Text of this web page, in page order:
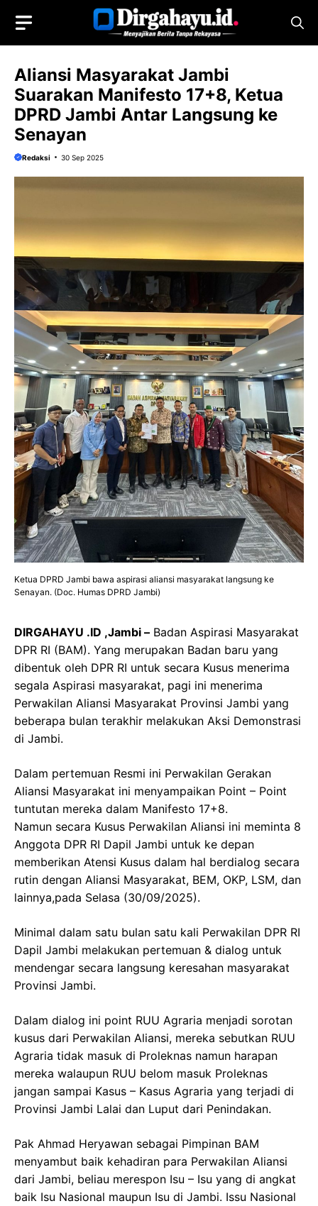
isi
Aliansi Masyarakat Jambi
Suarakan Manifesto 17+8, Ketua
DPRD Jambi Antar Langsung ke
Senayan
Redaksi 30 Sep 2025
Ketua DPRD Jambi bawa aspirasi aliansi masyarakat langsung ke
Senayan. (Doc. Humas DPRD Jambi)
DIRGAHAYU .ID ,Jambi – Badan Aspirasi Masyarakat
DPR RI (BAM). Yang merupakan Badan baru yang
dibentuk oleh DPR RI untuk secara Kusus menerima
segala Aspirasi masyarakat, pagi ini menerima
Perwakilan Aliansi Masyarakat Provinsi Jambi yang
beberapa bulan terakhir melakukan Aksi Demonstrasi
di Jambi.
Dalam pertemuan Resmi ini Perwakilan Gerakan
Aliansi Masyarakat ini menyampaikan Point – Point
tuntutan mereka dalam Manifesto 17+8.
Namun secara Kusus Perwakilan Aliansi ini meminta 8
Anggota DPR RI Dapil Jambi untuk ke depan
memberikan Atensi Kusus dalam hal berdialog secara
rutin dengan Aliansi Masyarakat, BEM, OKP, LSM, dan
lainnya,pada Selasa (30/09/2025).
Minimal dalam satu bulan satu kali Perwakilan DPR RI
Dapil Jambi melakukan pertemuan & dialog untuk
mendengar secara langsung keresahan masyarakat
Provinsi Jambi.
Dalam dialog ini point RUU Agraria menjadi sorotan
kusus dari Perwakilan Aliansi, mereka sebutkan RUU
Agraria tidak masuk di Proleknas namun harapan
mereka walaupun RUU belom masuk Proleknas
jangan sampai Kasus – Kasus Agraria yang terjadi di
Provinsi Jambi Lalai dan Luput dari Penindakan.
Pak Ahmad Heryawan sebagai Pimpinan BAM
menyambut baik kehadiran para Perwakilan Aliansi
dari Jambi, beliau merespon Isu – Isu yang di angkat
baik Isu Nasional maupun Isu di Jambi. Issu Nasional